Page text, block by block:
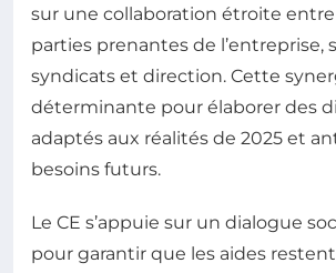
sur une collaboration étroite
parties prenantes de l’entreprise,
syndicats et direction. Cette
déterminante pour élaborer des
adaptés aux réalités de 2025 et
besoins futurs.
Le CE s’appuie sur un dialogue
pour garantir que les aides